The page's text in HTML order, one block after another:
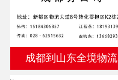
成都到山东全境物流